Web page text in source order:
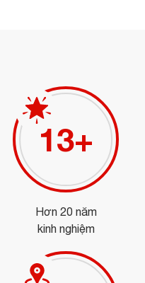
15+
Hơn 20 năm
kinh nghiệm